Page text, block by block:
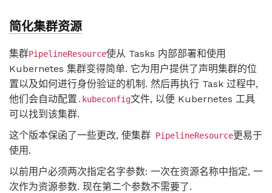
简化集群资源
集群PipelineResource使从 Tasks 内部部署和使用
Kubernetes 集群变得简单. 它为用户提供了声明集群的位
置以及如何进行身份验证的机制. 然后再执行 Task 过程中,
他们会自动配置 .kubeconfig文件, 以便 Kubernetes 工具
可以找到该集群.
这个版本保函了一些更改, 使集群 PipelineResource更易于
使用.
以前用户必须两次指定名字参数: 一次在资源名称中指定, 一
次作为资源参数. 现在第二个参数不需要了.